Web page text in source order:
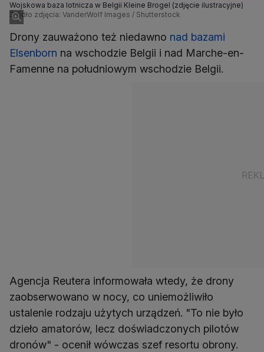
Wojskowa baza lotnicza w Belgii Kleine Brogel (zdjęcie ilustracyjne)
Źródło zdjęcia: VanderWolf Images / Shutterstock
Drony zauważono też niedawno nad bazami
Elsenborn na wschodzie Belgii i nad Marche-en-
Famenne na południowym wschodzie Belgii.
Agencja Reutera informowała wtedy, że drony
zaobserwowano w nocy, co uniemożliwiło
ustalenie rodzaju użytych urządzeń. "To nie było
dzieło amatorów, lecz doświadczonych pilotów
dronów" - ocenił wówczas szef resortu obrony.